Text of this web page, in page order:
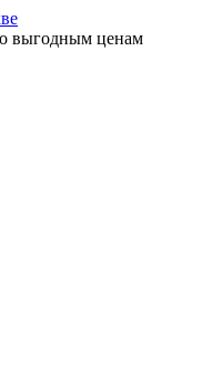
выгодным ценам